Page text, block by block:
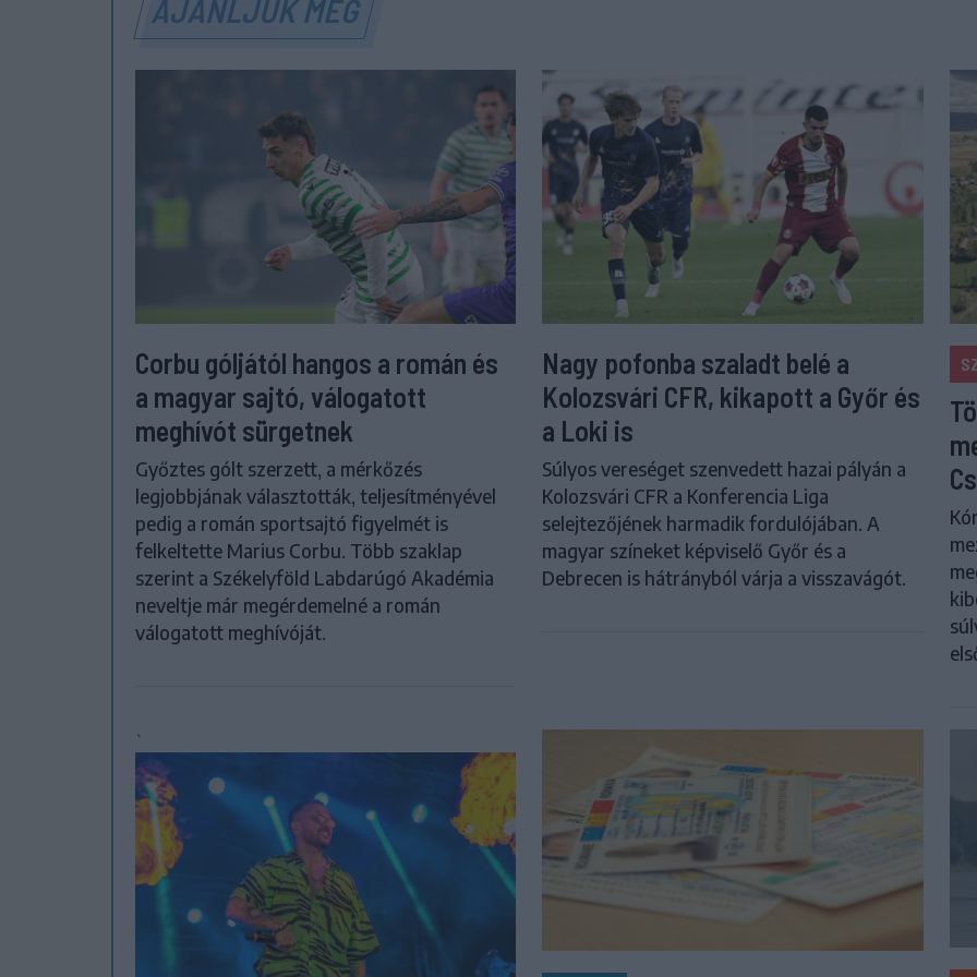
AJÁNLJUK MÉG
Corbu góljától hangos a román és
a magyar sajtó, válogatott
meghívót sürgetnek
Győztes gólt szerzett, a mérkőzés
legjobbjának választották, teljesítményével
pedig a román sportsajtó figyelmét is
felkeltette Marius Corbu. Több szaklap
szerint a Székelyföld Labdarúgó Akadémia
neveltje már megérdemelné a román
válogatott meghívóját.
Nagy pofonba szaladt belé a
Kolozsvári CFR, kikapott a Győr és
a Loki is
Súlyos vereséget szenvedett hazai pályán a
Kolozsvári CFR a Konferencia Liga
selejtezőjének harmadik fordulójában. A
magyar színeket képviselő Győr és a
Debrecen is hátrányból várja a visszavágót.
`